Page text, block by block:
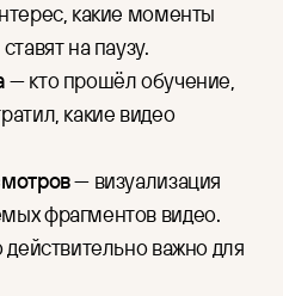
какие моменты
на паузу.
— кто прошёл обучение,
какие видео
— визуализация
фрагментов видео.
важно для